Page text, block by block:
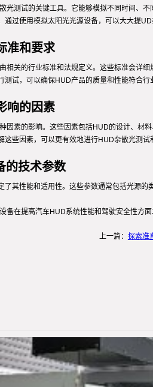
光测试的关键工具。它能够模拟不同时间、
过使用模拟太阳光光源设备，可以大大提UD
准和要求
相关的行业标准和法规定义。这些标准会详
测试，可以确保HUD产品的质量和性能符合行
响的因素
因素的影响。这些因素包括HUD的设计、材
些因素，可以更有效地进行HUD杂散光测试
的技术参数
了其性能和适用性。这些参数通常包括光源
备在提高汽车HUD系统性能和驾驶安全性方
上一篇： 探索准